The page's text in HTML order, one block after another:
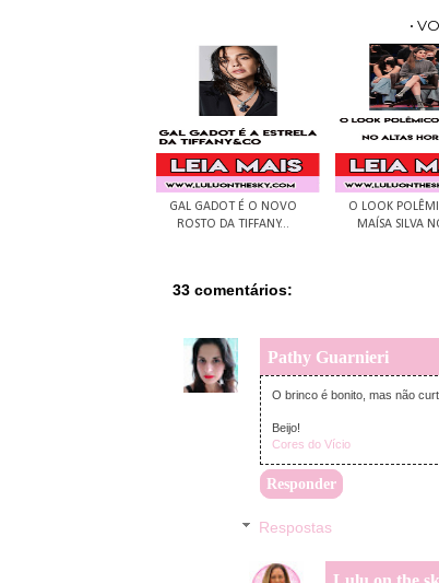
•
GAL GADOT É O NOVO
ROSTO DA TIFFANY...
O LOOK
MAÍSA SILVA
33 comentários:
Pathy Guarnieri
O brinco é bonito, mas não
Beijo!
Cores do Vício
Responder
Respostas